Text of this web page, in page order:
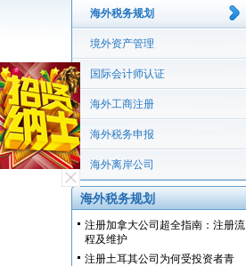
海外税务规划
境外资产管理
国际会计师认证
海外工商注册
海外税务申报
海外离岸公司
海外税务规划
注册加拿大公司超全指南：注册流
程及维护
注册土耳其公司为何受投资者青